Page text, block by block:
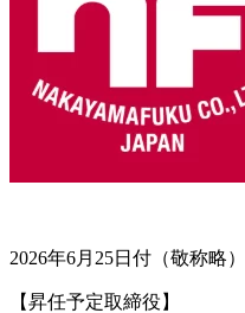
2026年6月25日付（敬称略）
【昇任予定取締役】